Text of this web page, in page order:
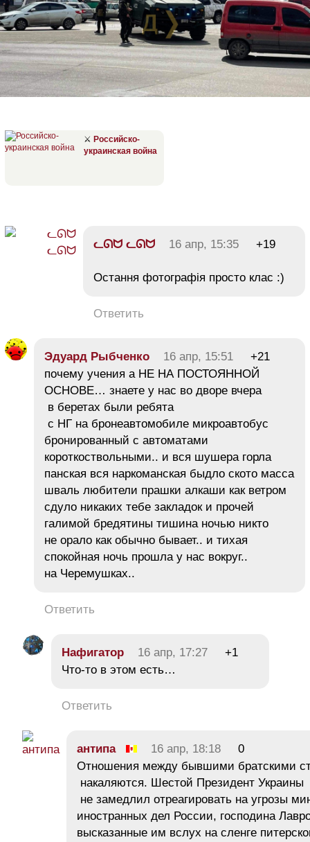
⚔ Российско-
украинская война
ᓚᘏᗢ ᓚᘏᗢ 16 апр, 15:35 +19
Остання фотографія просто клас :)
Ответить
Эдуард Рыбченко 16 апр, 15:51
+21
почему учения а НЕ НА ПОСТОЯННОЙ
ОСНОВЕ… знаете у нас во дворе вчера
в беретах были ребята
с НГ на бронеавтомобиле микроавтобус
бронированный с автоматами
короткоствольными.. и вся шушера горла
панская вся наркоманская быдло ското масса
шваль любители прашки алкаши как ветром
сдуло никаких тебе закладок и прочей
галимой бредятины тишина ночью никто
не орало как обычно бывает.. и тихая
спокойная ночь прошла у нас вокруг..
на Черемушках..
Ответить
Нафигатор 16 апр, 17:27
+1
Что-то в этом есть…
Ответить
антипа 16 апр, 18:18
0
Отношения между бывшими братскими
накаляются. Шестой Президент Украины
не замедлил отреагировать на угрозы
иностранных дел России, господина
высказанные им вслух на сленге